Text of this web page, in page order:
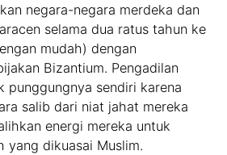
negara-negara merdeka dan
selama dua ratus tahun ke
mudah) dengan
Bizantium. Pengadilan
punggungnya sendiri karena
salib dari niat jahat mereka
energi mereka untuk
yang dikuasai Muslim.